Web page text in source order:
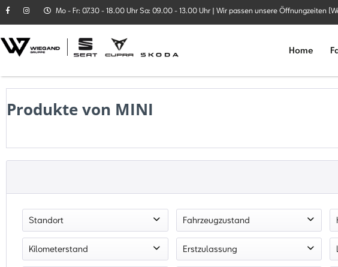
Mo - Fr: 07.30 - 18.00 Uhr Sa: 09.00 - 13.00 Uhr | Wir passen unsere Öffnungzeiten
Home
Produkte von MINI
Standort
Autohaus Wiegand GmbH Büdingen
Fahrzeugzustand
Gebrauchtfahrzeug
Kilometerstand Erstzulassung